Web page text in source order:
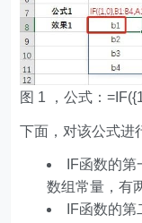
图 1 ，公式：
下面，对该公式进
IF函数的
数组常量，有
IF函数的